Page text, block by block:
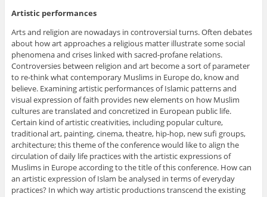
Artistic performances
Arts and religion are nowadays in controversial turns. Often debates
about how art approaches a religious matter illustrate some social
phenomena and crises linked with sacred-profane relations.
Controversies between religion and art become a sort of parameter
to re-think what contemporary Muslims in Europe do, know and
believe. Examining artistic performances of Islamic patterns and
visual expression of faith provides new elements on how Muslim
cultures are translated and concretized in European public life.
Certain kind of artistic creativities, including popular culture,
traditional art, painting, cinema, theatre, hip-hop, new sufi groups,
architecture; this theme of the conference would like to align the
circulation of daily life practices with the artistic expressions of
Muslims in Europe according to the title of this conference. How can
an artistic expression of Islam be analysed in terms of everyday
practices? In which way artistic productions transcend the existing